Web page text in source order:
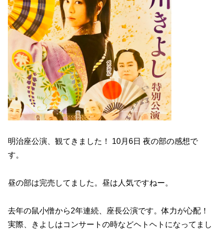
明治座公演、観てきました！ 10月6日 夜の部の感想で
す。
昼の部は完売してました。昼は人気ですねー。
去年の鼠小僧から2年連続、座長公演です。体力が心配！
実際、きよしはコンサートの時などヘトヘトになってまし